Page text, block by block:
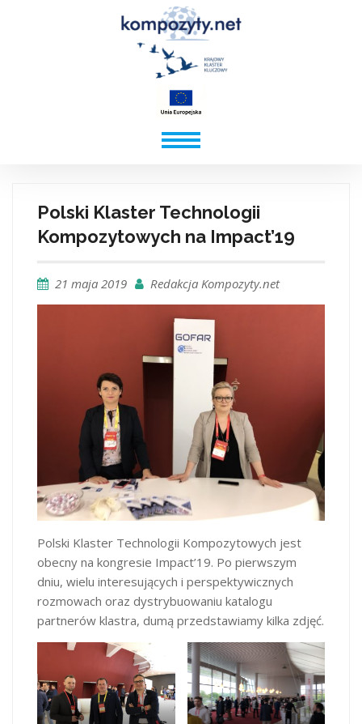
Polski Klaster Technologii
Kompozytowych na Impact’19
21 maja 2019 Redakcja Kompozyty.net
Polski Klaster Technologii Kompozytowych jest
obecny na kongresie Impact’19. Po pierwszym
dniu, wielu interesujących i perspektywicznych
rozmowach oraz dystrybuowaniu katalogu
partnerów klastra, dumą przedstawiamy kilka zdjęć.